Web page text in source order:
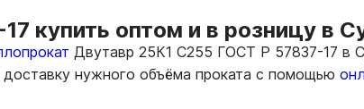
купить оптом и в розницу в
Двутавр 25К1 С255 ГОСТ Р 57837-17 в
нужного объёма проката с помощью